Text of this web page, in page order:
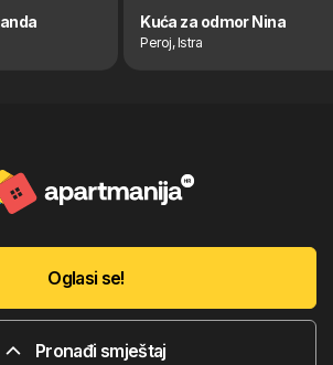
Kuća za odmor Nina
Peroj, Istra
Oglasi se!
Pronađi smještaj